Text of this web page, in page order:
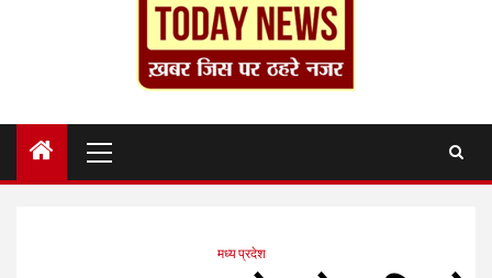
Menu
मध्य प्रदेश